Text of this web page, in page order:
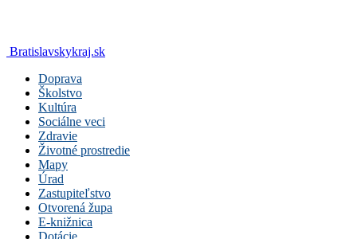
Bratislavskykraj.sk
Doprava
Školstvo
Kultúra
Sociálne veci
Zdravie
Životné prostredie
Mapy
Úrad
Zastupiteľstvo
Otvorená župa
E-knižnica
Dotácie